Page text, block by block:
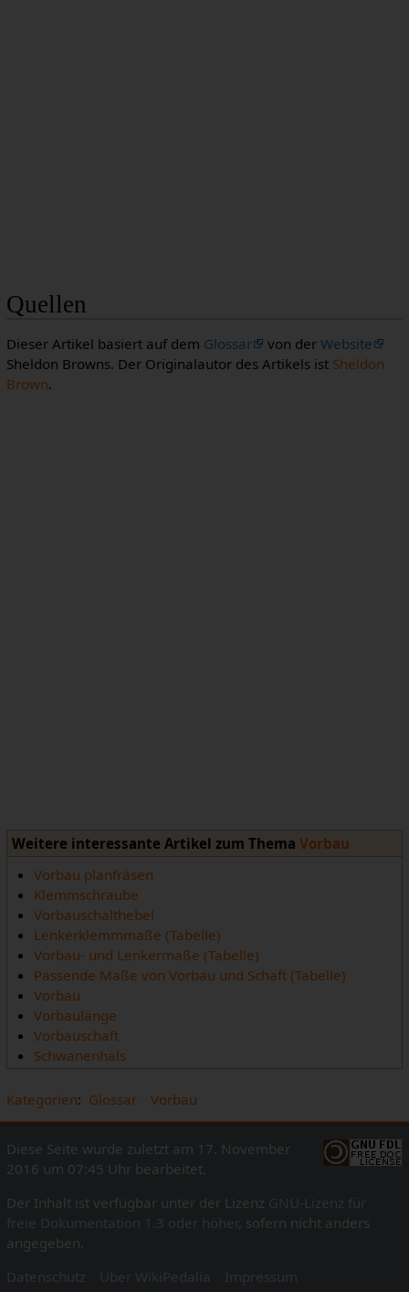
Quellen
Dieser Artikel basiert auf dem Glossar von der Website
Sheldon Browns. Der Originalautor des Artikels ist Sheldon
Brown.
Weitere interessante Artikel zum Thema Vorbau
Vorbau planfräsen
Klemmschraube
Vorbauschalthebel
Lenkerklemmmaße (Tabelle)
Vorbau- und Lenkermaße (Tabelle)
Passende Maße von Vorbau und Schaft (Tabelle)
Vorbau
Vorbaulänge
Vorbauschaft
Schwanenhals
Kategorien: Glossar Vorbau
Diese Seite wurde zuletzt am 17. November
2016 um 07:45 Uhr bearbeitet.
Der Inhalt ist verfügbar unter der Lizenz GNU-Lizenz für
freie Dokumentation 1.3 oder höher , sofern nicht anders
angegeben.
Datenschutz
Über WikiPedalia
Impressum